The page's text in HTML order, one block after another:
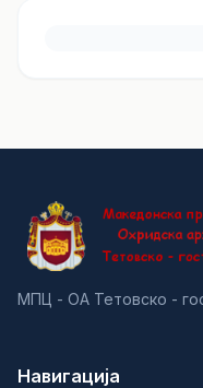
МПЦ - ОА Тетовско -
Навигација